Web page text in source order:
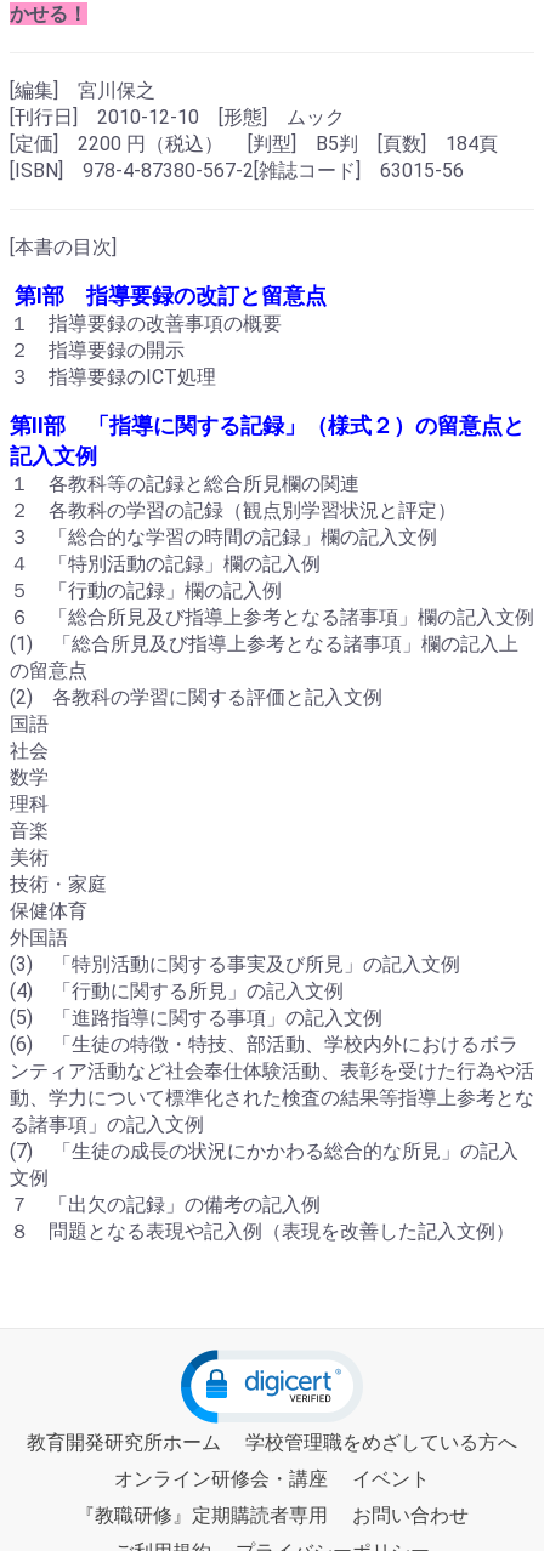
かせる！
[編集] 宮川保之
[刊行日] 2010-12-10 [形態] ムック
[定価] 2200 円（税込） [判型] B5判 [頁数] 184頁
[ISBN] 978-4-87380-567-2[雑誌コード] 63015-56
[本書の目次]
第Ⅰ部 指導要録の改訂と留意点
１ 指導要録の改善事項の概要
２ 指導要録の開示
３ 指導要録のICT処理
第Ⅱ部 「指導に関する記録」（様式２）の留意点と
記入文例
１ 各教科等の記録と総合所見欄の関連
２ 各教科の学習の記録（観点別学習状況と評定）
３ 「総合的な学習の時間の記録」欄の記入文例
４ 「特別活動の記録」欄の記入例
５ 「行動の記録」欄の記入例
６ 「総合所見及び指導上参考となる諸事項」欄の記入文例
(1) 「総合所見及び指導上参考となる諸事項」欄の記入上
の留意点
(2) 各教科の学習に関する評価と記入文例
国語
社会
数学
理科
音楽
美術
技術・家庭
保健体育
外国語
(3) 「特別活動に関する事実及び所見」の記入文例
(4) 「行動に関する所見」の記入文例
(5) 「進路指導に関する事項」の記入文例
(6) 「生徒の特徴・特技、部活動、学校内外におけるボラ
ンティア活動など社会奉仕体験活動、表彰を受けた行為や活
動、学力について標準化された検査の結果等指導上参考とな
る諸事項」の記入文例
(7) 「生徒の成長の状況にかかわる総合的な所見」の記入
文例
７ 「出欠の記録」の備考の記入例
８ 問題となる表現や記入例（表現を改善した記入文例）
教育開発研究所ホーム
学校管理職をめざしている方へ
オンライン研修会・講座
イベント
『教職研修』定期購読者専用
お問い合わせ